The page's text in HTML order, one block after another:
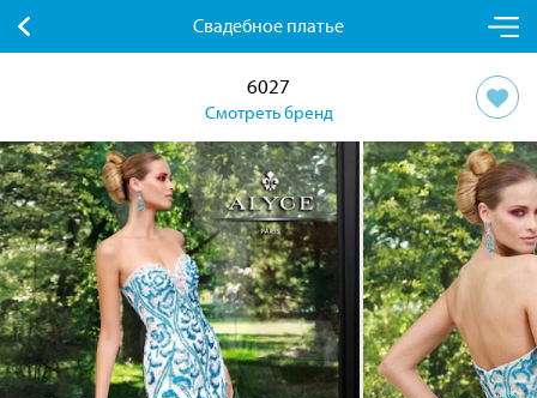
Свадебное платье
6027
Смотреть бренд